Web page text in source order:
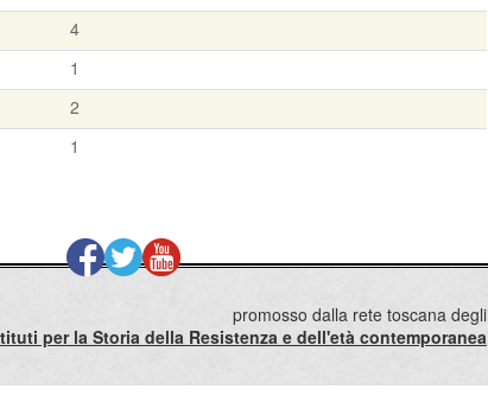
4
1
2
1
promosso dalla rete toscana degli
per la Storia della Resistenza e dell'età contemporanea